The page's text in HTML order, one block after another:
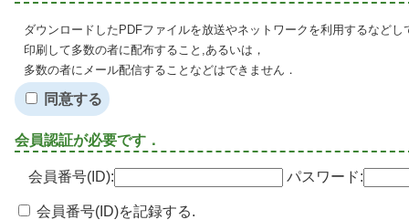
ダウンロードしたPDFファイルを放送やネットワークを利用するなど
印刷して多数の者に配布すること,あるいは，
多数の者にメール配信することなどはできません．
同意する
会員認証が必要です．
会員番号(ID): パスワード:
会員番号(ID)を記録する.